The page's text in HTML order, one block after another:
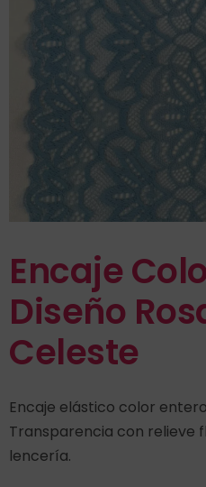
Encaje
Diseño
Celeste
Encaje elástico color
Transparencia con relieve
lencería.